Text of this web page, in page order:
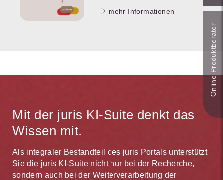
mehr Informationen
Mit der juris KI-Suite denkt das
Wissen mit.
Als integraler Bestandteil des juris Portals unterstützt
Sie die juris KI-Suite nicht nur bei der Recherche,
sondern auch bei der Weiterverarbeitung der
Online-Produkt­berater